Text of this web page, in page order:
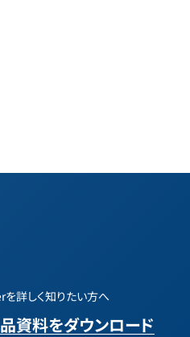
詳しく知りたい方へ
資料をダウンロード